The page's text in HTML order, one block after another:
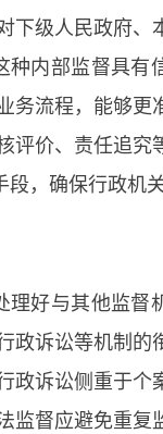
下级人民政府、
内部监督具有
务流程，能够更
价、责任追究
，确保行政机
好与其他监督
政诉讼等机制的
政诉讼侧重于个
督应避免重复